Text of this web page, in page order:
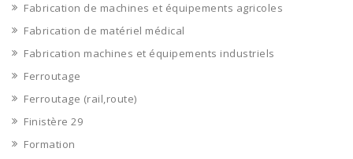
Fabrication de machines et équipements agricoles
Fabrication de matériel médical
Fabrication machines et équipements industriels
Ferroutage
Ferroutage (rail,route)
Finistère 29
Formation